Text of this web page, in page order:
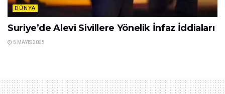
DÜNYA
Suriye’de Alevi Sivillere Yönelik İnfaz İddiaları
5 MAYIS 2025